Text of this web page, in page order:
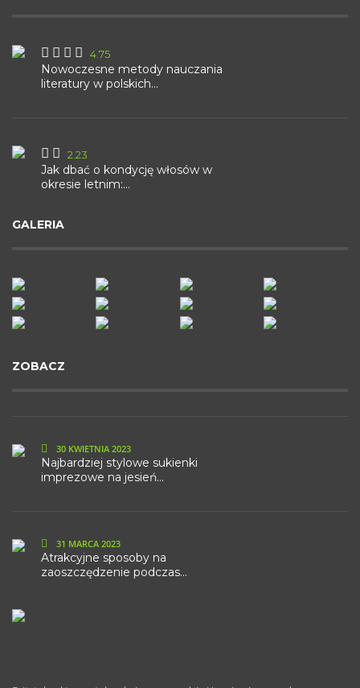
Nowoczesne metody nauczania
literatury w polskich...
4.75
Jak dbać o kondycję włosów w
okresie letnim:...
2.23
GALERIA
ZOBACZ
Najbardziej stylowe sukienki
imprezowe na jesień...
30 KWIETNIA 2023
Atrakcyjne sposoby na
zaoszczędzenie podczas...
31 MARCA 2023